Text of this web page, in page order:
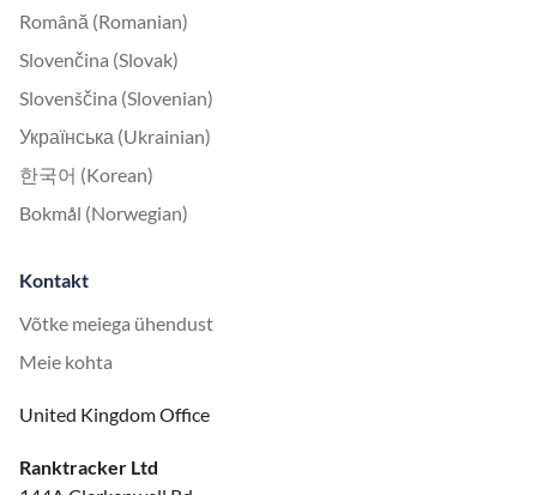
Română (Romanian)
Slovenčina (Slovak)
Slovenščina (Slovenian)
Українська (Ukrainian)
한국어 (Korean)
Bokmål (Norwegian)
Kontakt
Võtke meiega ühendust
Meie kohta
United Kingdom Office
Ranktracker Ltd